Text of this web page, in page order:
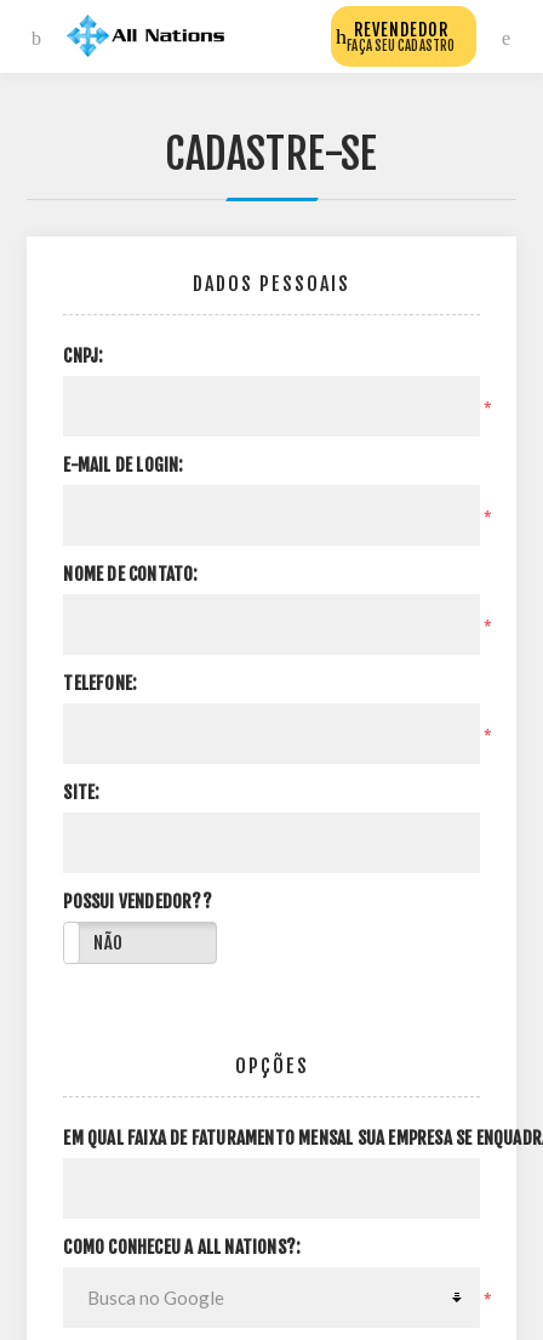
REVENDEDOR
FAÇA SEU CADASTRO
CADASTRE-SE
DADOS PESSOAIS
CNPJ:
*
E-MAIL DE LOGIN:
*
NOME DE CONTATO:
*
TELEFONE:
*
SITE:
POSSUI VENDEDOR??
NÃO
OPÇÕES
EM QUAL FAIXA DE FATURAMENTO MENSAL SUA EMPRESA SE
COMO CONHECEU A ALL NATIONS?:
*